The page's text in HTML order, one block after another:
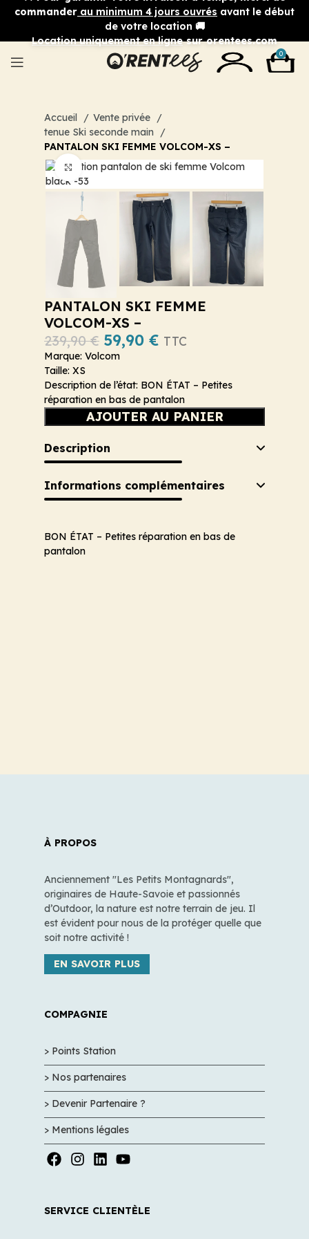
commander au minimum 4 jours ouvrés avant le début
de votre location 🚚
Location uniquement en lignesur orentees.com
0
Accueil
Vente privée
tenue Ski seconde main
PANTALON SKI FEMME VOLCOM-XS –
Cliquez pour agrandir
PANTALON SKI FEMME
VOLCOM-XS –
239,90€ 59,90 € TTC
Marque: Volcom
Taille: XS
Description de l’état: BON ÉTAT – Petites
réparation en bas de pantalon
AJOUTER AU PANIER
Description
Informations complémentaires
BON ÉTAT – Petites réparation en bas de
pantalon
À PROPOS
Anciennement "Les Petits Montagnards",
originaires de Haute-Savoie et passionnés
d’Outdoor, la nature est notre terrain de jeu. Il
est évident pour nous de la protéger quelle que
soit notre activité !
EN SAVOIR PLUS
COMPAGNIE
> Points Station
> Nos partenaires
> Devenir Partenaire ?
> Mentions légales
SERVICE CLIENTÈLE